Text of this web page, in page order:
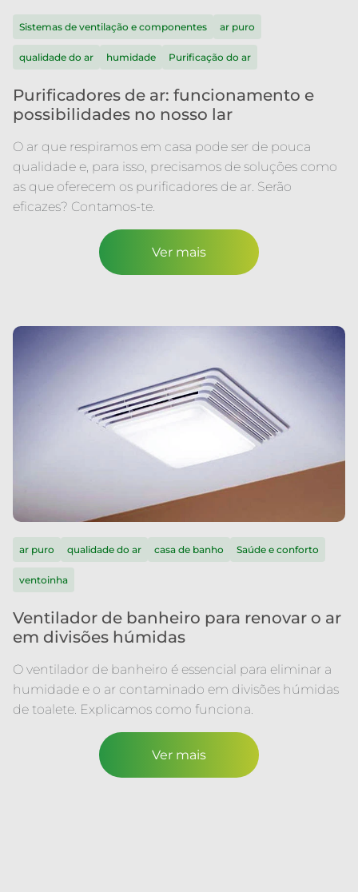
Sistemas de ventilação e componentes ar puro
qualidade do ar humidade Purificação do ar
Purificadores de ar: funcionamento e
possibilidades no nosso lar
O ar que respiramos em casa pode ser de pouca
qualidade e, para isso, precisamos de soluções como
as que oferecem os purificadores de ar. Serão
eficazes? Contamos-te.
Ver mais
ar puro qualidade do ar casa de banho Saúde e conforto
ventoinha
Ventilador de banheiro para renovar o ar
em divisões húmidas
O ventilador de banheiro é essencial para eliminar a
humidade e o ar contaminado em divisões húmidas
de toalete. Explicamos como funciona.
Ver mais